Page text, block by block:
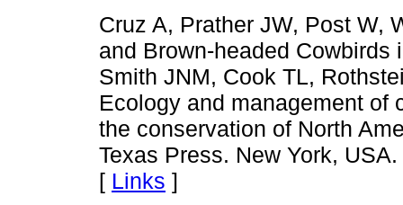
Cruz A, Prather JW, Post W,
and Brown-headed Cowbirds
Smith JNM, Cook TL,
Ecology and management of
the conservation of North
Texas Press. New York,
[ Links ]